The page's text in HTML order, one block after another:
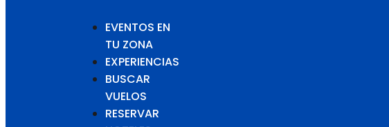
EVENTOS EN
TU ZONA
EXPERIENCIAS
BUSCAR
VUELOS
RESERVAR